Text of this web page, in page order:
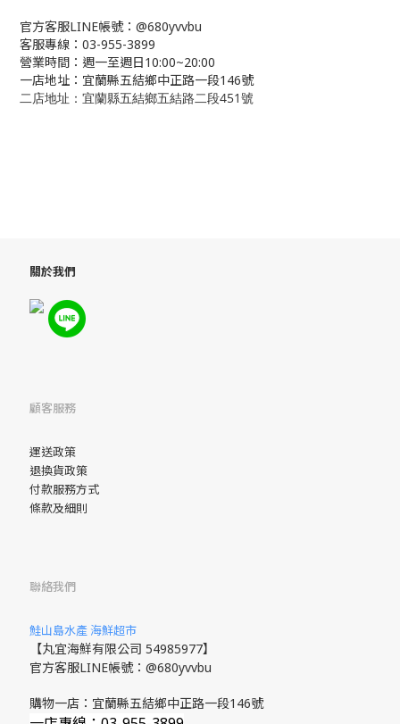
官方客服LINE帳號：@680yvvbu
客服專線：03-955-3899
營業時間：週一至週日10:00~20:00
一店地址：宜蘭縣五結鄉中正路一段146號
二店地址：宜蘭縣五結鄉五結路二段451號
關於我們
顧客服務
運送政策
退換貨政策
付款服務方式
條款及細則
聯絡我們
鮭山島水產 海鮮超市
【丸宜海鮮有限公司 54985977】
官方客服LINE帳號：@680yvvbu
購物一店：宜蘭縣五結鄉中正路一段146號